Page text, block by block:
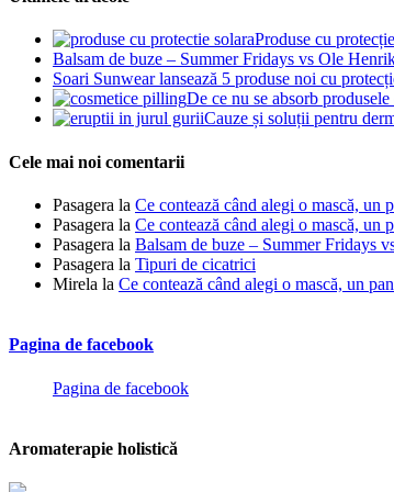
Produse cu
Balsam de buze – Summer Fridays vs Ole
Soari Sunwear lansează 5 produse noi cu
De ce nu se absorb
Cauze și soluții pentru
Cele mai noi comentarii
Pasagera la Ce contează când alegi o mască,
Pasagera la Ce contează când alegi o mască,
Pasagera la Balsam de buze – Summer Fridays
Pasagera la Tipuri de cicatrici
Mirela la Ce contează când alegi o mască, un
Pagina de facebook
Pagina de facebook
Aromaterapie holistică